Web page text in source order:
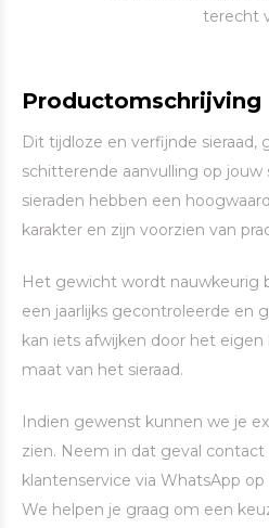
terecht
Productomschrijving
Dit tijdloze en verfijnde sieraad,
schitterende aanvulling op jouw
sieraden hebben een
karakter en zijn voorzien van
Het gewicht wordt nauwkeurig
een jaarlijks gecontroleerde en
kan iets afwijken door het
maat van het sieraad.
Indien gewenst kunnen we je
zien. Neem in dat geval
klantenservice via WhatsApp
We helpen je graag om een